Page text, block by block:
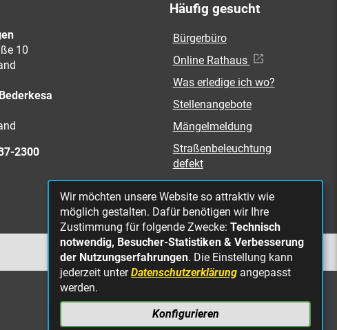
10
2300
Häufig gesucht
Bürgerbüro
Online Rathaus
Was erledige ich wo?
Stellenangebote
Mängelmeldung
Straßenbeleuchtung
defekt
NACH OBEN
Wir möchten unsere Website so attraktiv wie
möglich gestalten. Dafür benötigen wir Ihre
Zustimmung für folgende Zwecke: Technisch
notwendig, Besucher-Statistiken & Verbesserung
der Nutzungserfahrungen. Die Einstellung kann
jederzeit unterDatenschutzerklärung angepasst
werden.
Konfigurieren